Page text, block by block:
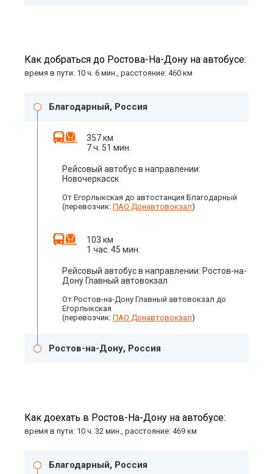
Как добраться до Ростова-На-Дону на автобусе:
время в пути: 10 ч. 6 мин., расстояние: 460 км
Благодарный, Россия
357 км
7 ч. 51 мин.
Рейсовый автобус в направлении:
Новочеркасск
От Егорлыкская до автостанция Благодарный
(перевозчик: ПАО Донавтовокзал)
103 км
1 час. 45 мин.
Рейсовый автобус в направлении: Ростов-на-
Дону Главный автовокзал
От Ростов-на-Дону Главный автовокзал до
Егорлыкская
(перевозчик: ПАО Донавтовокзал)
Ростов-на-Дону, Россия
Как доехать в Ростов-На-Дону на автобусе:
время в пути: 10 ч. 32 мин., расстояние: 469 км
Благодарный, Россия